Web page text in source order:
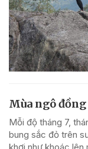
Mùa ngô
Mỗi độ tháng 7,
bung sắc đỏ trên